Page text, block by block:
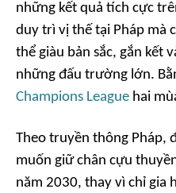
những kết quả tích cực
duy trì vị thế tại Pháp mà
thể giàu bản sắc, gắn kết
những đấu trường lớn.
Champions League hai
Theo truyền thông Pháp,
muốn giữ chân cựu
năm 2030, thay vì chỉ gia